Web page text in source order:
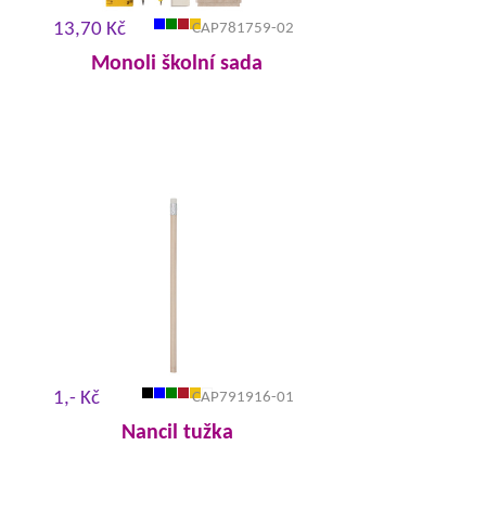
13,70 Kč CAP781759-02
Monoli školní sada
1,- Kč CAP791916-01
Nancil tužka